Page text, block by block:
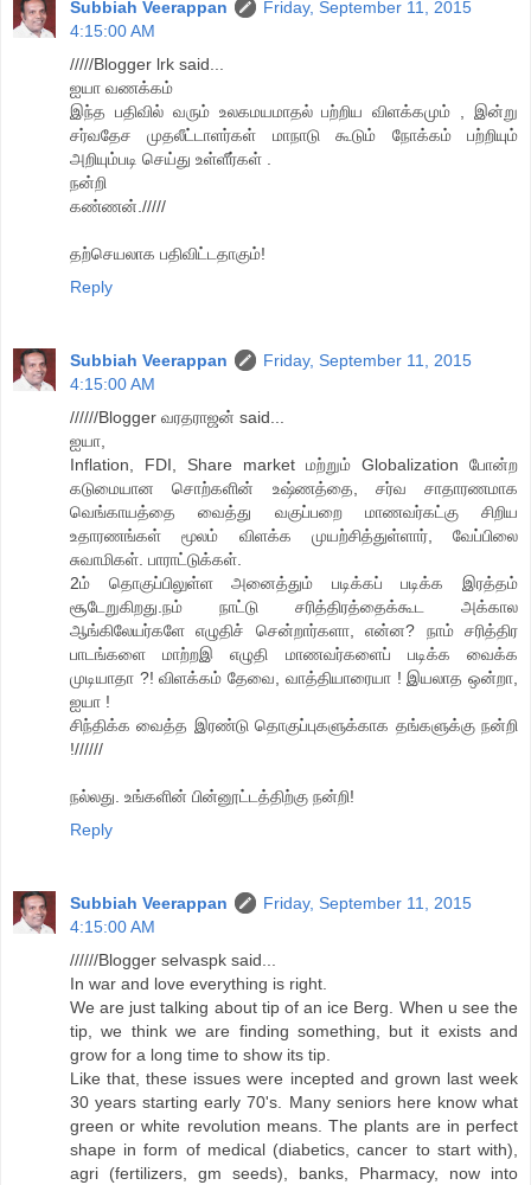
Subbiah Veerappan
Friday, September 11, 2015
4:15:00 AM
/////Blogger lrk said...
ஐயா வணக்கம்
இந்த பதிவில் வரும் உலகமயமாதல் பற்றிய விளக்கமும் , இன்று
சர்வதேச முதலீட்டாளர்கள் மாநாடு கூடும் நோக்கம் பற்றியும்
அறியும்படி செய்து உள்ளீர்கள் .
நன்றி
கண்ணன்./////
தற்செயலாக பதிவிட்டதாகும்!
Reply
Subbiah Veerappan
Friday, September 11, 2015
4:15:00 AM
//////Blogger வரதராஜன் said...
ஐயா,
Inflation, FDI, Share market மற்றும் Globalization போன்ற
கடுமையான சொற்களின் உஷ்ணத்தை, சர்வ சாதாரணமாக
வெங்காயத்தை வைத்து வகுப்பறை மாணவர்கட்கு சிறிய
உதாரணங்கள் மூலம் விளக்க முயற்சித்துள்ளார், வேப்பிலை
சுவாமிகள். பாராட்டுக்கள்.
2ம் தொகுப்பிலுள்ள அனைத்தும் படிக்கப் படிக்க இரத்தம்
சூடேறுகிறது.நம் நாட்டு சரித்திரத்தைக்கூட அக்கால
ஆங்கிலேயர்களே எழுதிச் சென்றார்களா, என்ன? நாம் சரித்திர
பாடங்களை மாற்றஇ எழுதி மாணவர்களைப் படிக்க வைக்க
முடியாதா ?! விளக்கம் தேவை, வாத்தியாரையா ! இயலாத ஒன்றா,
ஐயா !
சிந்திக்க வைத்த இரண்டு தொகுப்புகளுக்காக தங்களுக்கு நன்றி
!//////
நல்லது. உங்களின் பின்னூட்டத்திற்கு நன்றி!
Reply
Subbiah Veerappan
Friday, September 11, 2015
4:15:00 AM
//////Blogger selvaspk said...
In war and love everything is right.
We are just talking about tip of an ice Berg. When u see the
tip, we think we are finding something, but it exists and
grow for a long time to show its tip.
Like that, these issues were incepted and grown last week
30 years starting early 70's. Many seniors here know what
green or white revolution means. The plants are in perfect
shape in form of medical (diabetics, cancer to start with),
agri (fertilizers, gm seeds), banks, Pharmacy, now into